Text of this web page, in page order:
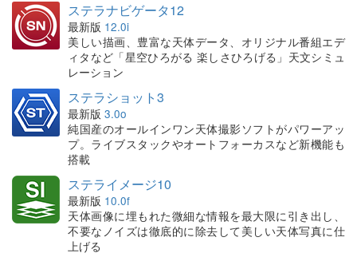
ステラナビゲータ12
最新版 12.0i
美しい描画、豊富な天体データ、オリジナル番組エデ
ィタなど「星空ひろがる 楽しさひろげる」天文シミュ
レーション
ステラショット3
最新版 3.0o
純国産のオールインワン天体撮影ソフトがパワーアッ
プ。ライブスタックやオートフォーカスなど新機能も
搭載
ステライメージ10
最新版 10.0f
天体画像に埋もれた微細な情報を最大限に引き出し、
不要なノイズは徹底的に除去して美しい天体写真に仕
上げる